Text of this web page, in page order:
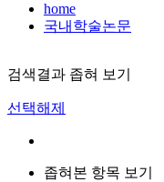
home
국내학술논문
검색결과 좁혀 보기
선택해제
좁혀본 항목 보기